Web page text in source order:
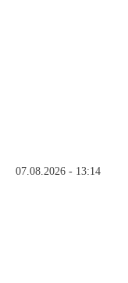
07.08.2026 - 13:14